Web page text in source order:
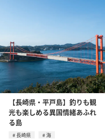
【長崎県・平戸島】釣りも観
光も楽しめる異国情緒あふれ
る島
長崎県
海